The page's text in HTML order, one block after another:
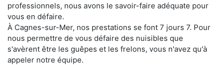
professionnels, nous avons le savoir-faire adéquate pour
vous en défaire.
À Cagnes-sur-Mer, nos prestations se font 7 jours 7. Pour
nous permettre de vous défaire des nuisibles que
s'avèrent être les guêpes et les frelons, vous n'avez qu'à
appeler notre équipe.